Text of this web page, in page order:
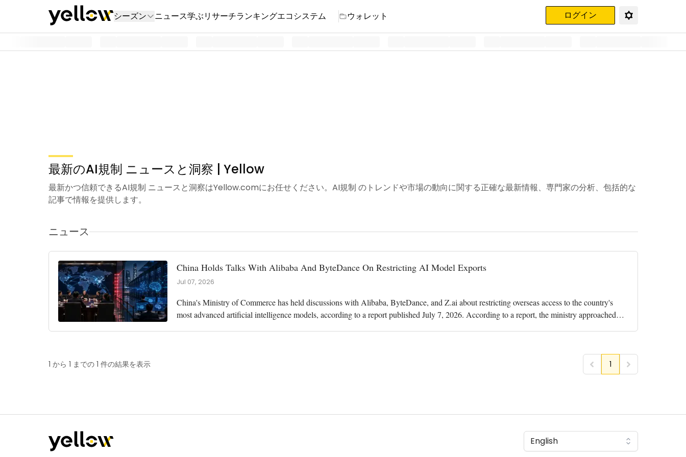
シーズン ニュース学ぶリサーチランキングエコシステム ウォレット ログイン
最新のAI規制 ニュースと洞察 | Yellow
最新かつ信頼できるAI規制 ニュースと洞察はYellow.comにお任せください。AI規制 のトレンドや市場の動向に関する正確な最新情報、専門家の分析、包括的な
記事で情報を提供します。
ニュース
China Holds Talks With Alibaba And ByteDance On Restricting AI Model Exports
Jul 07, 2026
China's Ministry of Commerce has held discussions with Alibaba, ByteDance, and Z.ai about restricting overseas access to the country's
most advanced artificial intelligence models, according to a report published July 7, 2026. According to a report, the ministry approached
1 から 1 までの 1 件の結果を表示 1
English